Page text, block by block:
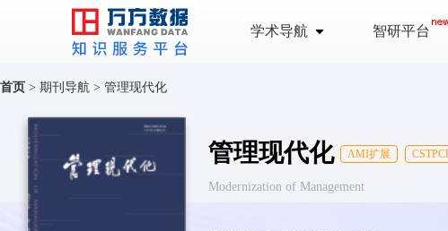
学术导航 智研平台
首页 > 期刊导航 > 管理现代化
管理现代化 AMI扩展
Modernization of Management